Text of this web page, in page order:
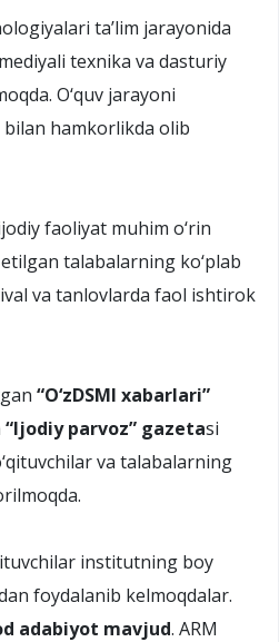
ta’lim jarayonida
texnika va dasturiy
О‘quv jarayoni
hamkorlikda olib
faoliyat muhim о‘rin
talabalarning kо‘plab
va tanlovlarda faol ishtirok
“О‘zDSMI xabarlari”
“Ijodiy parvoz” gazetasi
va talabalarning
institutning boy
foydalanib kelmoqdalar.
adabiyot mavjud. ARM